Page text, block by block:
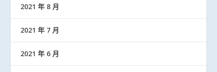
2021 年 8 月
2021 年 7 月
2021 年 6 月